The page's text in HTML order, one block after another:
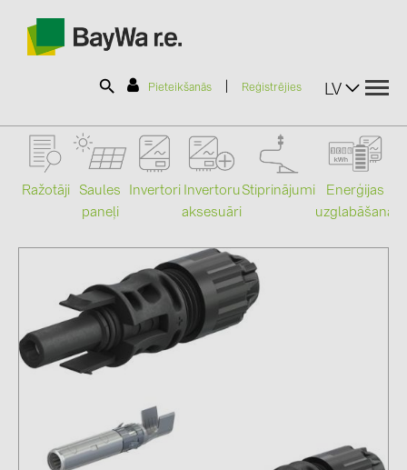
Pieteikšanās Reģistrējies LV
SOLAR-PLANIT
Jaunumi
Ražotāji
Saules
paneļi
Invertori Invertoru
aksesuāri
Stiprinājumi
Enerģijas
uzglabāšana